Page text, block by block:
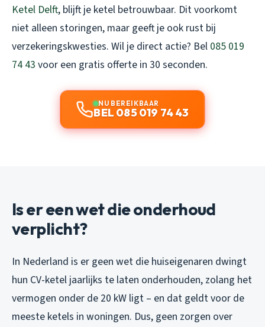
Ketel Delft, blijft je ketel betrouwbaar. Dit voorkomt
niet alleen storingen, maar geeft je ook rust bij
verzekeringskwesties. Wil je direct actie? Bel 085 019
74 43 voor een gratis offerte in 30 seconden.
NU BEREIKBAAR
BEL 085 019 74 43
Is er een wet die onderhoud
verplicht?
In Nederland is er geen wet die huiseigenaren dwingt
hun CV-ketel jaarlijks te laten onderhouden, zolang het
vermogen onder de 20 kW ligt – en dat geldt voor de
meeste ketels in woningen. Dus, geen zorgen over